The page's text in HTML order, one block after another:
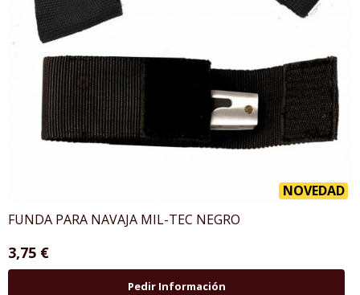
NOVEDAD
FUNDA PARA NAVAJA MIL-TEC NEGRO
3,75 €
Pedir Información